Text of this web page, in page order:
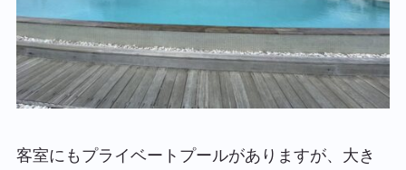
客室にもプライベートプールがありますが、大き